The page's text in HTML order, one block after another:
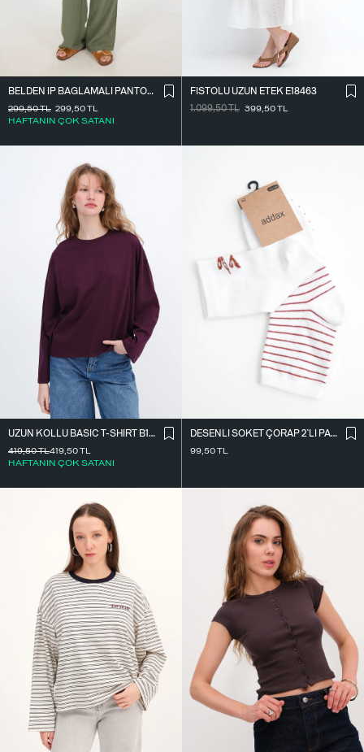
BELDEN İ̇P BAĞLAMALI PANTOLON PN16372-İ6
299,50TL
HAFTANIN ÇOK SATANI
299,50TL
FISTOLU UZUN ETEK E18463
1.099,50TL 399,50TL
UZUN KOLLU BASIC T-SHIRT B10571
419,50TL
HAFTANIN ÇOK SATANI
419,50TL
DESENLI SOKET ÇORAP 2`LI PAKET ÇRP3014
99,50TL